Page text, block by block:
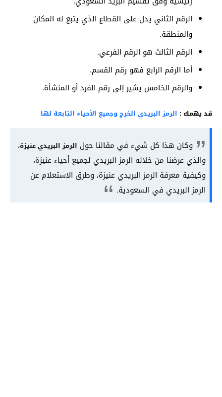
الرقم الثاني يدل على القطاع الذي يتبع له المكان
والمنطقة.
الرقم الثالث هو الرقم الفرعي.
أما الرقم الرابع فهو رقم القسم.
والرقم الخامس يشير إلى رقم الفرد أو المنشأة.
قد يهمك : الرمز البريدي الخرج وجميع الأحياء التابعة لها
وكان هذا كل شيء في مقالنا حول الرمز البريدي عنيزة،
والذي عرضنا من خلاله الرمز البريدي لجميع أحياء عنيزة،
وكيفية معرفة الرمز البريدي عنيزة، وطرق الاستعلام عن
الرمز البريدي في السعودية.